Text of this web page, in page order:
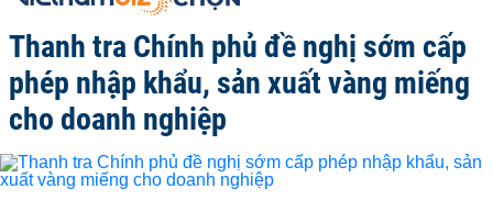
Thanh tra Chính phủ đề nghị sớm cấp
phép nhập khẩu, sản xuất vàng miếng
cho doanh nghiệp